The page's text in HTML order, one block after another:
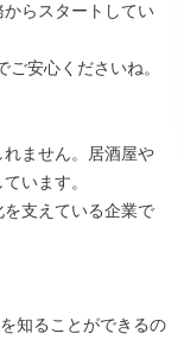
らスタートしてい
安心くださいね。
ません。居酒屋や
います。
支えている企業で
知ることができるの